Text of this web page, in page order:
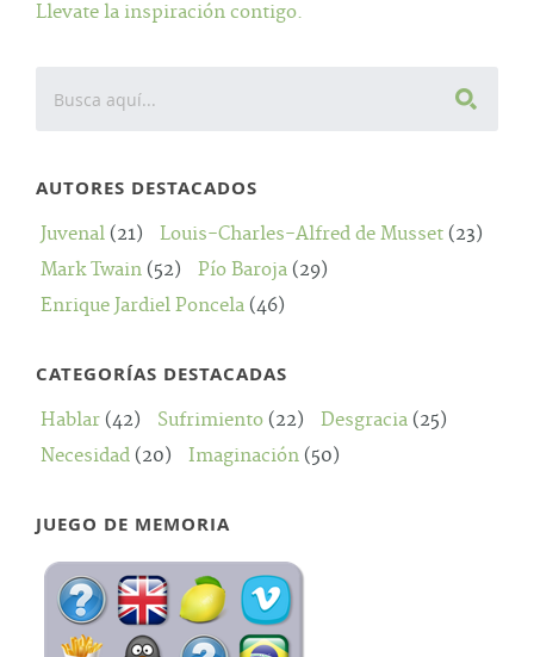
Llevate la inspiración contigo.
AUTORES DESTACADOS
Juvenal (21) Louis-Charles-Alfred de Musset (23)
Mark Twain (52) Pío Baroja (29)
Enrique Jardiel Poncela (46)
CATEGORÍAS DESTACADAS
Hablar (42) Sufrimiento (22) Desgracia (25)
Necesidad (20) Imaginación (50)
JUEGO DE MEMORIA